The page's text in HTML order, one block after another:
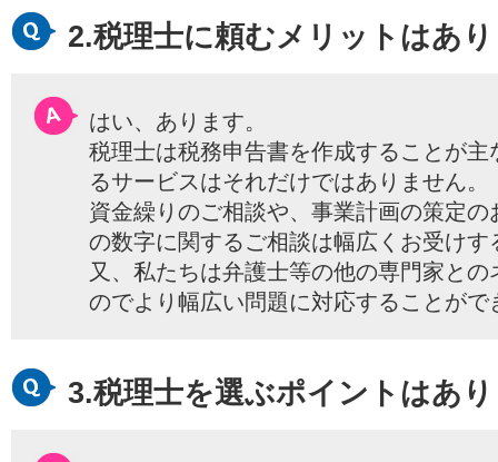
2.税理士に頼むメリットはあ
はい、あります。
税理士は税務申告書を作成することが
るサービスはそれだけではありません。
資金繰りのご相談や、事業計画の策定
の数字に関するご相談は幅広くお受けす
又、私たちは弁護士等の他の専門家と
のでより幅広い問題に対応することがで
3.税理士を選ぶポイントはあ